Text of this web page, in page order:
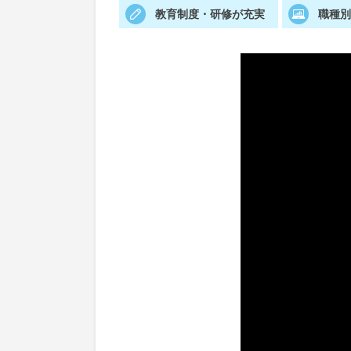
教育制度・研修が充実 職種